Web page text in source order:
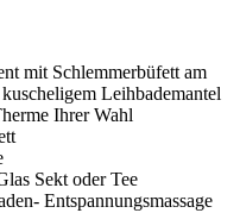
mit Schlemmerbüfett am
Leihbademantel
Ihrer Wahl
Sekt oder Tee
Entspannungsmassage